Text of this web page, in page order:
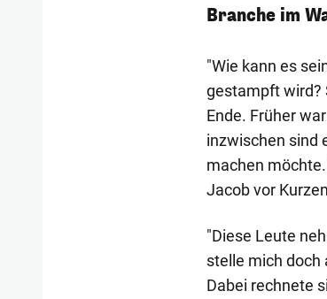
Branche im
"Wie kann es
gestampft wird?
Ende. Früher
inzwischen sind
machen
Jacob vor
"Diese Leute
stelle mich doch
Dabei rechnete